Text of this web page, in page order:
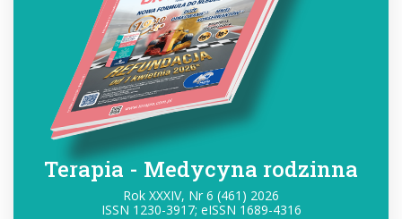
Terapia - Medycyna rodzinna
Rok XXXIV, Nr 6 (461) 2026
ISSN 1230-3917; eISSN 1689-4316